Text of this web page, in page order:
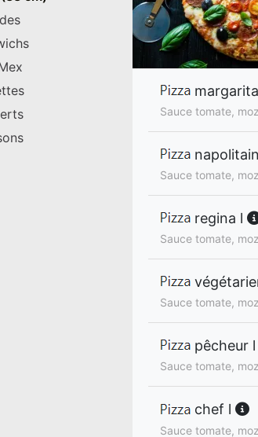
Sauce tomate,
Sauce tomate,
regina l
Sauce tomate,
Sauce tomate,
pêcheur l
Sauce tomate,
chef l
Sauce tomate,